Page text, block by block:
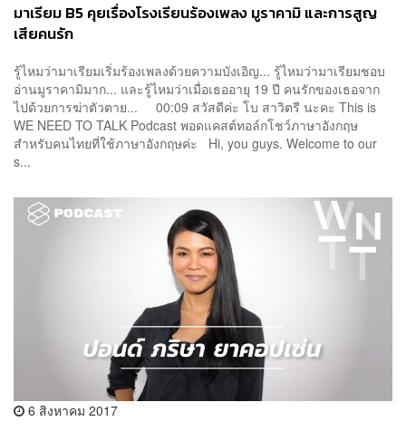
มาเรียม B5 คุยเรื่องโรงเรียนร้องเพลง มูราคามิ และการสูญ
เสียคนรัก
รู้ไหมว่ามาเรียมเริ่มร้องเพลงด้วยความบังเอิญ... รู้ไหมว่ามาเรียมชอบ
อ่านมูราคามิมาก... และรู้ไหมว่าเมื่อเธออายุ 19 ปี คนรักของเธอจาก
ไปด้วยการฆ่าตัวตาย... 00:09 สวัสดีค่ะ โบ สาวิตรี นะคะ This is
WE NEED TO TALK Podcast พอดแคสต์ทอล์กโชว์ภาษาอังกฤษ
สำหรับคนไทยที่ใช้ภาษาอังกฤษค่ะ Hi, you guys. Welcome to our
s...
6 สิงหาคม 2017